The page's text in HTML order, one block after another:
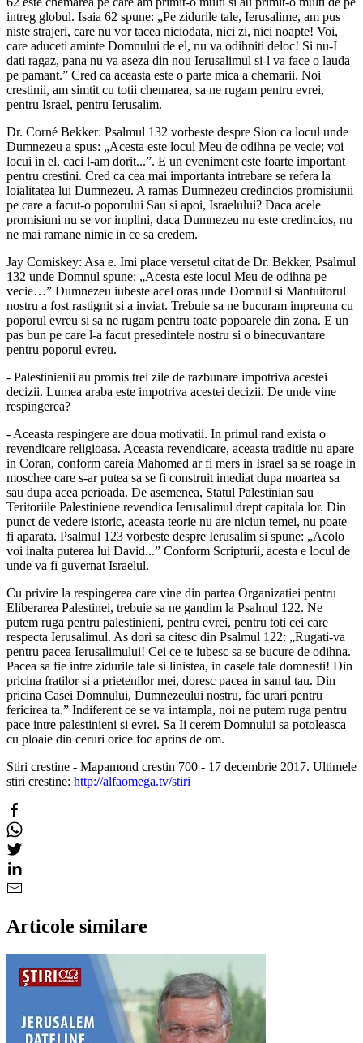
intreg globul. Isaia 62 spune: „Pe zidurile tale, Ierusalime, am pus
niste strajeri, care nu vor tacea niciodata, nici zi, nici noapte! Voi,
care aduceti aminte Domnului de el, nu va odihniti deloc! Si nu-I
dati ragaz, pana nu va aseza din nou Ierusalimul si-l va face o lauda
pe pamant.” Cred ca aceasta este o parte mica a chemarii. Noi
crestinii, am simtit cu totii chemarea, sa ne rugam pentru evrei,
pentru Israel, pentru Ierusalim.
Dr. Corné Bekker: Psalmul 132 vorbeste despre Sion ca locul unde
Dumnezeu a spus: „Acesta este locul Meu de odihna pe vecie; voi
locui in el, caci l-am dorit...”. E un eveniment este foarte important
pentru crestini. Cred ca cea mai importanta intrebare se refera la
loialitatea lui Dumnezeu. A ramas Dumnezeu credincios promisiunii
pe care a facut-o poporului Sau si apoi, Israelului? Daca acele
promisiuni nu se vor implini, daca Dumnezeu nu este credincios, nu
ne mai ramane nimic in ce sa credem.
Jay Comiskey: Asa e. Imi place versetul citat de Dr. Bekker, Psalmul
132 unde Domnul spune: „Acesta este locul Meu de odihna pe
vecie…” Dumnezeu iubeste acel oras unde Domnul si Mantuitorul
nostru a fost rastignit si a inviat. Trebuie sa ne bucuram impreuna cu
poporul evreu si sa ne rugam pentru toate popoarele din zona. E un
pas bun pe care l-a facut presedintele nostru si o binecuvantare
pentru poporul evreu.
- Palestinienii au promis trei zile de razbunare impotriva acestei
decizii. Lumea araba este impotriva acestei decizii. De unde vine
respingerea?
- Aceasta respingere are doua motivatii. In primul rand exista o
revendicare religioasa. Aceasta revendicare, aceasta traditie nu apare
in Coran, conform careia Mahomed ar fi mers in Israel sa se roage in
moschee care s-ar putea sa se fi construit imediat dupa moartea sa
sau dupa acea perioada. De asemenea, Statul Palestinian sau
Teritoriile Palestiniene revendica Ierusalimul drept capitala lor. Din
punct de vedere istoric, aceasta teorie nu are niciun temei, nu poate
fi aparata. Psalmul 123 vorbeste despre Ierusalim si spune: „Acolo
voi inalta puterea lui David...” Conform Scripturii, acesta e locul de
unde va fi guvernat Israelul.
Cu privire la respingerea care vine din partea Organizatiei pentru
Eliberarea Palestinei, trebuie sa ne gandim la Psalmul 122. Ne
putem ruga pentru palestinieni, pentru evrei, pentru toti cei care
respecta Ierusalimul. As dori sa citesc din Psalmul 122: „Rugati-va
pentru pacea Ierusalimului! Cei ce te iubesc sa se bucure de odihna.
Pacea sa fie intre zidurile tale si linistea, in casele tale domnesti! Din
pricina fratilor si a prietenilor mei, doresc pacea in sanul tau. Din
pricina Casei Domnului, Dumnezeului nostru, fac urari pentru
fericirea ta.” Indiferent ce se va intampla, noi ne putem ruga pentru
pace intre palestinieni si evrei. Sa Ii cerem Domnului sa potoleasca
cu ploaie din ceruri orice foc aprins de om.
Stiri crestine - Mapamond crestin 700 - 17 decembrie 2017. Ultimele
stiri crestine: http://alfaomega.tv/stiri
Articole similare